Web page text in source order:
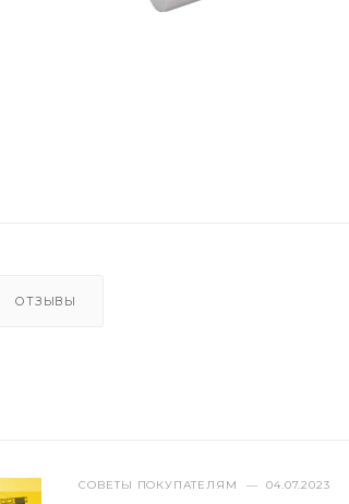
ОТЗЫВЫ
СОВЕТЫ ПОКУПАТЕЛЯМ — 04.07.2023